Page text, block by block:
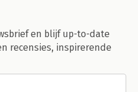
en blijf up-to-date
recensies, inspirerende